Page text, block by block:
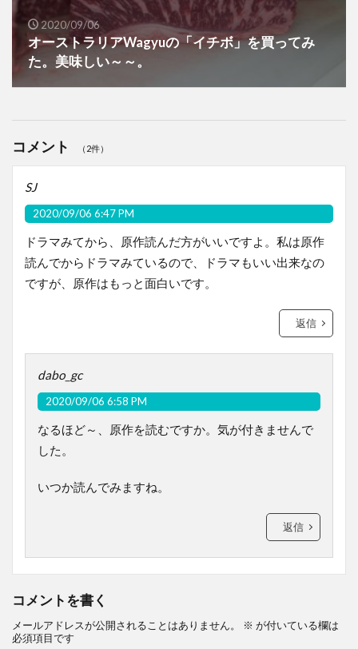
2020/09/06
オーストラリアWagyuの「イチボ」を買ってみ
た。美味しい～～。
コメント （2件）
SJ
2020/09/06 6:47 PM
ドラマみてから、原作読んだ方がいいですよ。私は原作
読んでからドラマみているので、ドラマもいい出来なの
ですが、原作はもっと面白いです。
返信
dabo_gc
2020/09/06 6:58 PM
なるほど～、原作を読むですか。気が付きませんで
した。
いつか読んでみますね。
返信
コメントを書く
メールアドレスが公開されることはありません。 ※ が付いている欄は
必須項目です